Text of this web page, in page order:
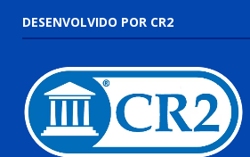
DESENVOLVIDO POR CR2